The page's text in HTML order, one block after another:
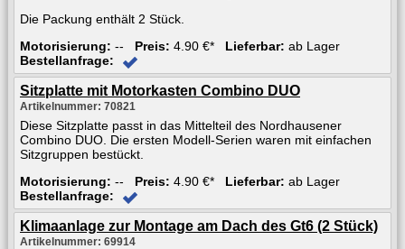
Die Packung enthält 2 Stück.
Motorisierung: -- Preis: 4.90 €* Lieferbar: ab Lager
Bestellanfrage:
Sitzplatte mit Motorkasten Combino DUO
Artikelnummer: 70821
Diese Sitzplatte passt in das Mittelteil des Nordhausener
Combino DUO. Die ersten Modell-Serien waren mit einfachen
Sitzgruppen bestückt.
Motorisierung: -- Preis: 4.90 €* Lieferbar: ab Lager
Bestellanfrage:
Klimaanlage zur Montage am Dach des Gt6 (2 Stück)
Artikelnummer: 69914